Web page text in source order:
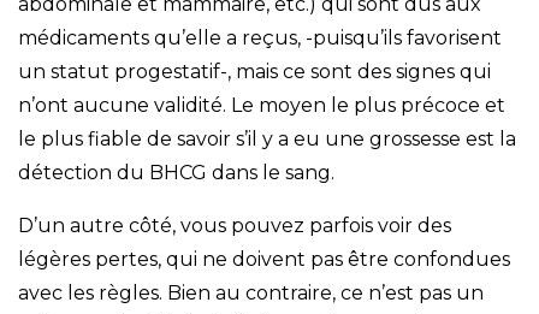
abdominale et mammaire, etc.) qui sont dus aux
médicaments qu’elle a reçus, -puisqu’ils favorisent
un statut progestatif-, mais ce sont des signes qui
n’ont aucune validité. Le moyen le plus précoce et
le plus fiable de savoir s’il y a eu une grossesse est la
détection du BHCG dans le sang.
D’un autre côté, vous pouvez parfois voir des
légères pertes, qui ne doivent pas être confondues
avec les règles. Bien au contraire, ce n’est pas un